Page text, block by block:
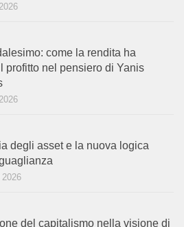
come la rendita ha
profitto nel pensiero di Yanis
degli asset e la nuova logica
2026
del capitalismo nella visione di